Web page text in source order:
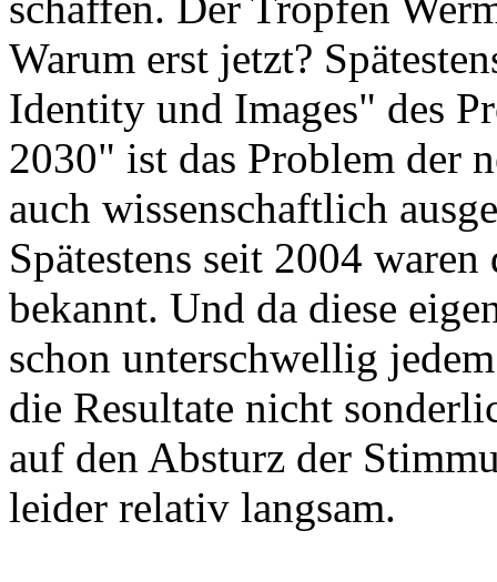
Warum erst jetzt?
Identity und Images" des
2030" ist das Problem der
auch wissenschaftlich
Spätestens seit 2004
bekannt. Und da diese
schon unterschwellig
die Resultate nicht
auf den Absturz der
leider relativ langsam.